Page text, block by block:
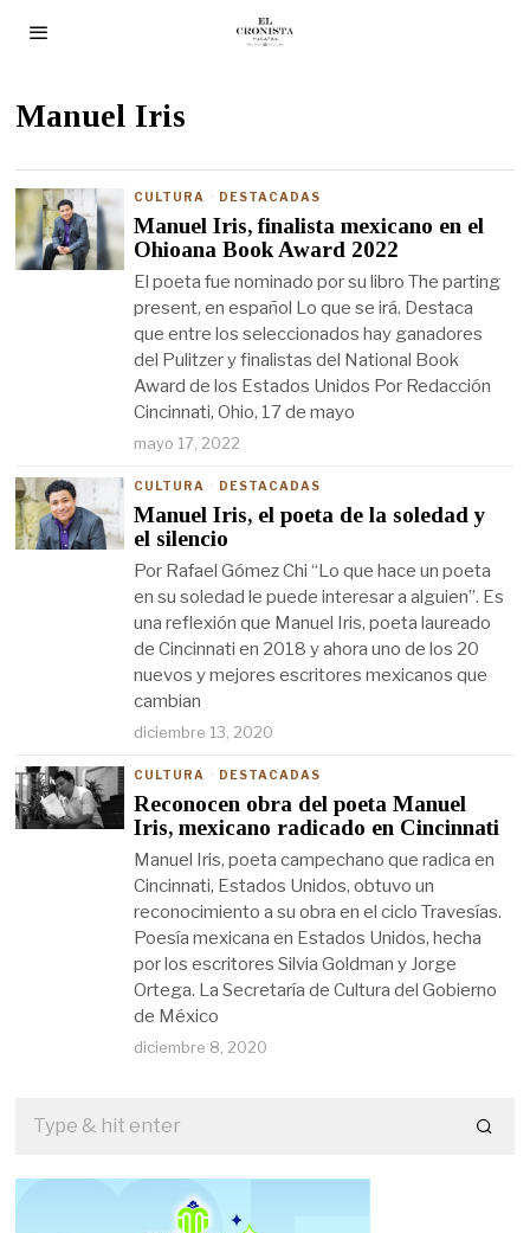
Manuel Iris
CULTURA · DESTACADAS
Manuel Iris, finalista mexicano en el
Ohioana Book Award 2022
El poeta fue nominado por su libro The parting
present, en español Lo que se irá. Destaca
que entre los seleccionados hay ganadores
del Pulitzer y finalistas del National Book
Award de los Estados Unidos Por Redacción
Cincinnati, Ohio, 17 de mayo
mayo 17, 2022
CULTURA · DESTACADAS
Manuel Iris, el poeta de la soledad y
el silencio
Por Rafael Gómez Chi “Lo que hace un poeta
en su soledad le puede interesar a alguien”. Es
una reflexión que Manuel Iris, poeta laureado
de Cincinnati en 2018 y ahora uno de los 20
nuevos y mejores escritores mexicanos que
cambian
diciembre 13, 2020
CULTURA · DESTACADAS
Reconocen obra del poeta Manuel
Iris, mexicano radicado en Cincinnati
Manuel Iris, poeta campechano que radica en
Cincinnati, Estados Unidos, obtuvo un
reconocimiento a su obra en el ciclo Travesías.
Poesía mexicana en Estados Unidos, hecha
por los escritores Silvia Goldman y Jorge
Ortega. La Secretaría de Cultura del Gobierno
de México
diciembre 8, 2020